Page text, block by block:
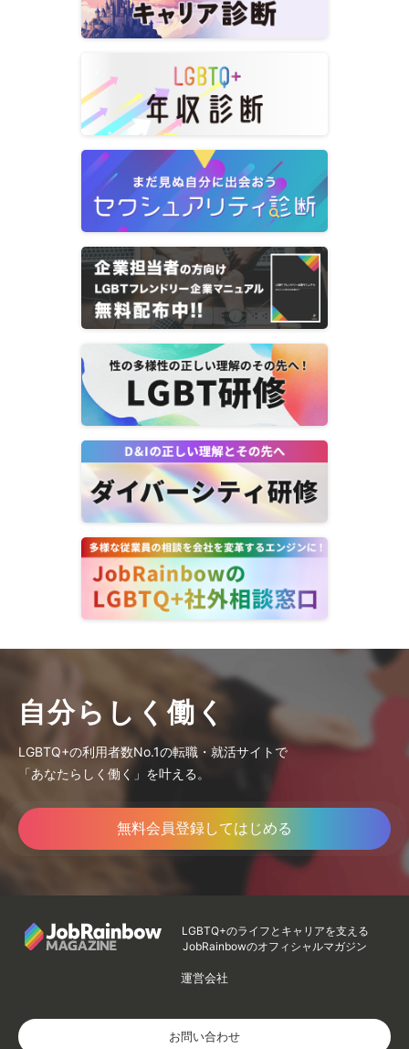
自分らしく働く
LGBTQ+の利用者数No.1の転職・就活サイトで
「あなたらしく働く」を叶える。
無料会員登録してはじめる
LGBTQ+のライフとキャリアを支える
JobRainbowのオフィシャルマガジン
運営会社
お問い合わせ